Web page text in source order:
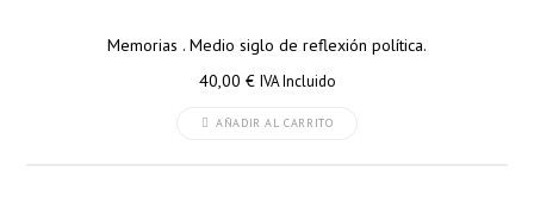
Memorias . Medio siglo de reflexión política.
40,00 € IVA Incluido
AÑADIR AL CARRITO